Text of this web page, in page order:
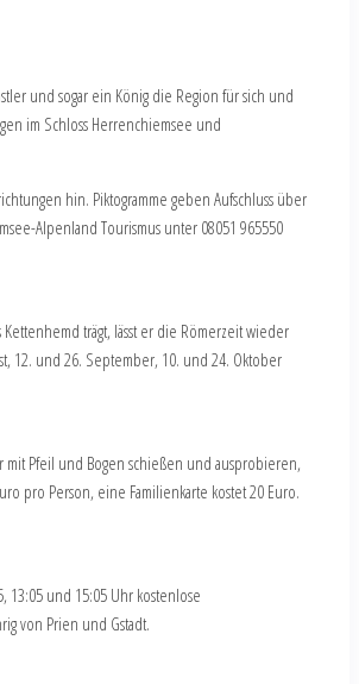
und sogar ein König die Region für sich und
im Schloss Herrenchiemsee und
hin. Piktogramme geben Aufschluss über
Alpenland Tourismus unter 08051 965550
trägt, lässt er die Römerzeit wieder
12. und 26. September, 10. und 24. Oktober
Pfeil und Bogen schießen und ausprobieren,
pro Person, eine Familienkarte kostet 20 Euro.
13:05 und 15:05 Uhr kostenlose
von Prien und Gstadt.